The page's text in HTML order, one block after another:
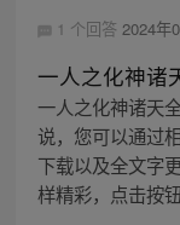
1 个回答 2024年
一人之化神诸
一人之化神诸天
说，您可以通过
下载以及全文字
样精彩，点击按